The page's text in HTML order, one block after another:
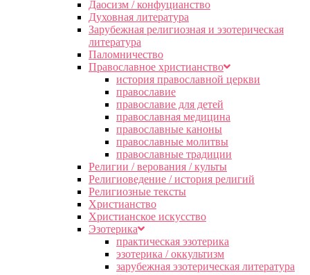
Даосизм / конфуцианство
Духовная литература
Зарубежная религиозная и эзотерическая
литература
Паломничество
Православное христианство
история православной церкви
православие
православие для детей
православная медицина
православные каноны
православные молитвы
православные традиции
Религии / верования / культы
Религиоведение / история религий
Религиозные тексты
Христианство
Христианское искусство
Эзотерика
практическая эзотерика
эзотерика / оккультизм
зарубежная эзотерическая литература